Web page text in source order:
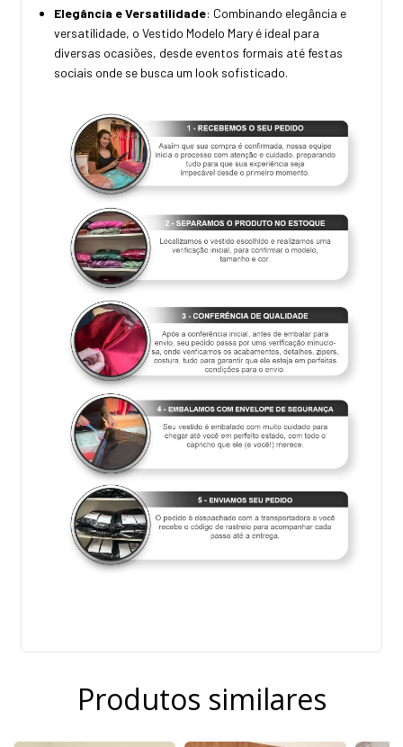
Elegância e Versatilidade: Combinando elegância e
versatilidade, o Vestido Modelo Mary é ideal para
diversas ocasiões, desde eventos formais até festas
sociais onde se busca um look sofisticado.
Produtos similares